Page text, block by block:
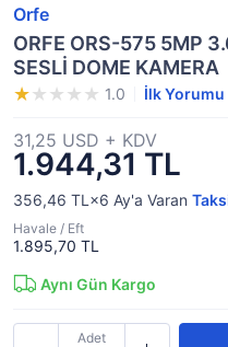
Orfe
ORFE ORS-575 5MP
SESLİ DOME KAMERA
1.0 İlk Yorumu
1.944,31 TL
31,25 USD + KDV
356,46 TL×6 Ay'a Varan
Havale / Eft
1.895,70 TL
Aynı Gün Kargo
Adet